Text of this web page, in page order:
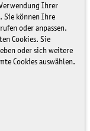
Ihrer
. Sie können Ihre
oder anpassen.
Cookies. Sie
oder sich weitere
Cookies auswählen.